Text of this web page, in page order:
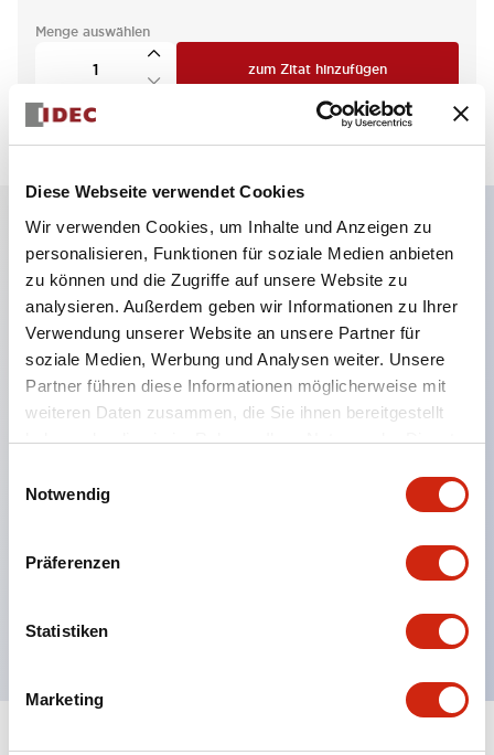
Diese Webseite verwendet Cookies
Wir verwenden Cookies, um Inhalte und Anzeigen zu
personalisieren, Funktionen für soziale Medien anbieten
zu können und die Zugriffe auf unsere Website zu
analysieren. Außerdem geben wir Informationen zu Ihrer
Verwendung unserer Website an unsere Partner für
soziale Medien, Werbung und Analysen weiter. Unsere
Partner führen diese Informationen möglicherweise mit
weiteren Daten zusammen, die Sie ihnen bereitgestellt
haben oder die sie im Rahmen Ihrer Nutzung der Dienste
Notwendig
Präferenzen
Statistiken
Marketing
Menge auswählen
zum Zitat hinzufügen
Hauptmerkmale
Eine dichte Montage in Gruppen ist möglich, und
das An- und Abstecken der Kontakt-Einheit ist
auch bei der dichten Montage in Gruppen einfach
durchführbar.
das An- und Abnehmen des Verriegelungshebels.
Schutzart ist Spritzwassergeschützt, IP65 (IEC
60529). (Der Summer ist geschlossen ausgeführt)